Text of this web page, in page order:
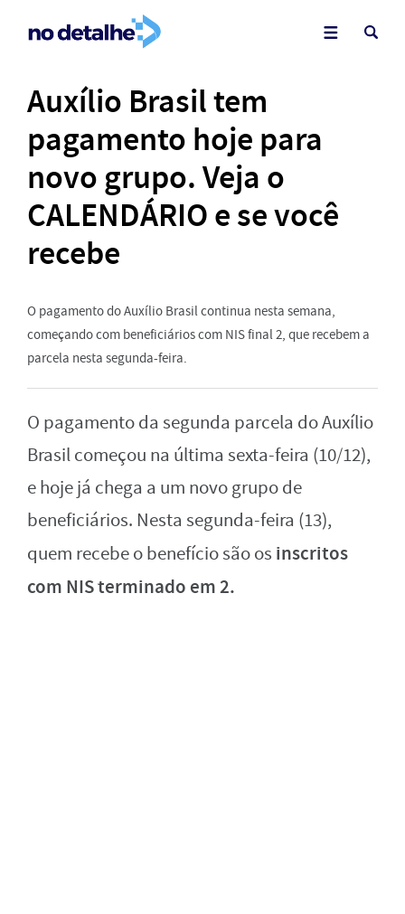
Auxílio Brasil tem
pagamento hoje para
novo grupo. Veja o
CALENDÁRIO e se você
recebe
O pagamento do Auxílio Brasil continua nesta semana,
começando com beneficiários com NIS final 2, que recebem a
parcela nesta segunda-feira.
O pagamento da segunda parcela do Auxílio
Brasil começou na última sexta-feira (10/12),
e hoje já chega a um novo grupo de
beneficiários. Nesta segunda-feira (13),
quem recebe o benefício são os inscritos
com NIS terminado em 2.